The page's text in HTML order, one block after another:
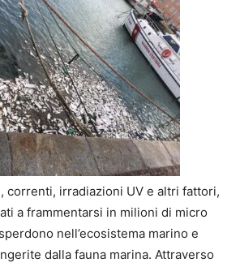
correnti, irradiazioni UV e altri fattori,
a frammentarsi in milioni di micro
nell’ecosistema marino e
dalla fauna marina. Attraverso